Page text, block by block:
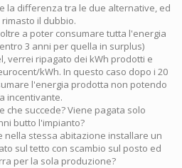
la differenza tra le due alternative, ed
il dubbio.
oltre a poter consumare tutta l'energia
3 anni per quella in surplus)
verrei ripagato dei kWh prodotti e
kWh. In questo caso dopo i 20
l'energia prodotta non potendo
incentivante.
che succede? Viene pagata solo
butto l'impianto?
nella stessa abitazione installare un
sul tetto con scambio sul posto ed
per la sola produzione?